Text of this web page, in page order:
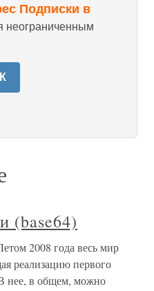
Подписки в
неограниченным
(base64)
2008 года весь мир
реализацию первого
нее, в общем, можно